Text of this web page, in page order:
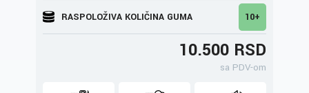
RASPOLOŽIVA KOLIČINA GUMA 10+
10.500 RSD
sa PDV-om